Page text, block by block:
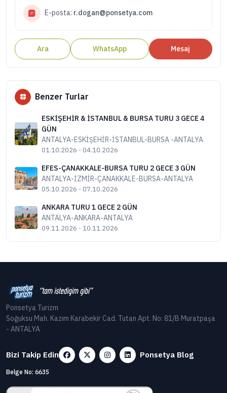
E-posta: r.dogan@ponsetya.com
Ara WhatsApp Mesaj
Benzer Turlar
ESKİŞEHİR & İSTANBUL & BURSA TURU 3 GECE 4
GÜN
ANTALYA-ESKİŞEHİR-İSTANBUL-BURSA -ANTALYA
01.10.2026 - 04.10.2026
EFES-ÇANAKKALE-BURSA TURU 2 GECE 3 GÜN
ANTALYA-İZMİR-ÇANAKKALE-BURSA-ANTALYA
05.10.2026 - 07.10.2026
ANKARA TURU 1 GECE 2 GÜN
ANTALYA-ANKARA-ANTALYA
09.11.2026 - 10.11.2026
Ponsetya Turizm
Soğuksu Mah. Kazım Karabekir Cad. Tutan Apt. No: 81/B Muratpaşa
- ANTALYA
Bizi Takip Edin Ponsetya Blog
Belge No: 6635